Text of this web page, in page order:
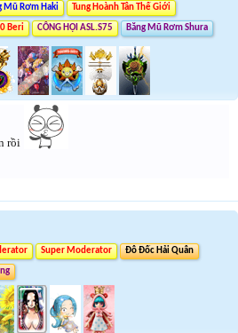
Mũ Rơm Haki Tung Hoành Tân Thế Giới
Beri CÔNG HỘI ASL.S75 Băng Mũ Rơm Shura
rồi
Super Moderator Đô Đốc Hải Quân